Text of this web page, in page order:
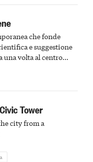
che fonde
e suggestione
una volta al centro
passato astigiano
Tower
city from a